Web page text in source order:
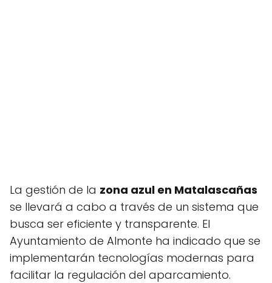
La gestión de la zona azul en Matalascañas
se llevará a cabo a través de un sistema que
busca ser eficiente y transparente. El
Ayuntamiento de Almonte ha indicado que se
implementarán tecnologías modernas para
facilitar la regulación del aparcamiento.